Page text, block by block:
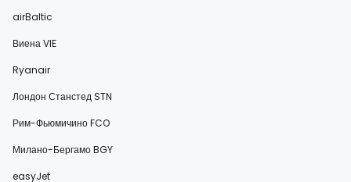
airBaltic
Виена VIE
Ryanair
Лондон Станстед STN
Рим-Фьюмичино FCO
Милано-Бергамо BGY
easyJet